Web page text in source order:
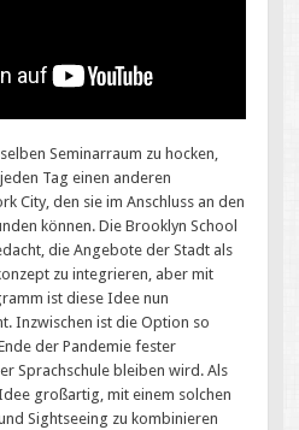
Seminarraum zu hocken,
Tag einen anderen
City, den sie im Anschluss an den
können. Die Brooklyn School
die Angebote der Stadt als
zu integrieren, aber mit
ist diese Idee nun
Inzwischen ist die Option so
der Pandemie fester
Sprachschule bleiben wird. Als
großartig, mit einem solchen
Sightseeing zu kombinieren